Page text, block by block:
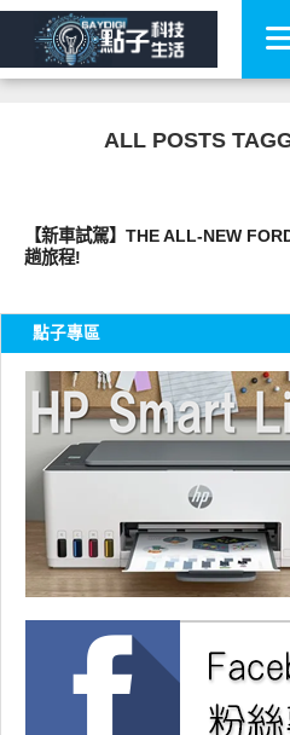
ALL POSTS
【新車試駕】THE ALL-NEW
趟旅程!
點子專區